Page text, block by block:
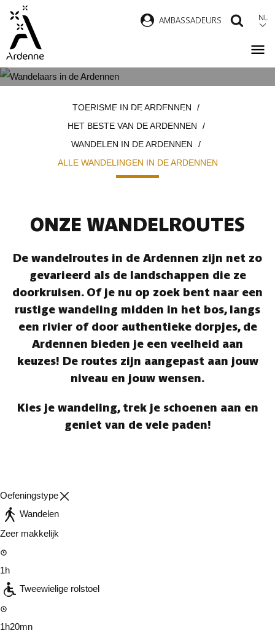
Overslaan
naar
inhoud
AMBASSADEURS NL
ARDENNEN
TOERISME IN DE ARDENNEN
HET BESTE VAN DE ARDENNEN
WANDELEN IN DE ARDENNEN
ALLE WANDELINGEN IN DE ARDENNEN
ONZE WANDELROUTES
De wandelroutes in de Ardennen zijn net zo
gevarieerd als de landschappen die ze
doorkruisen. Of je nu op zoek bent naar een
rustige wandeling midden in het bos, langs
een rivier of door authentieke dorpjes, de
Ardennen bieden je een veelheid aan
keuzes! De routes zijn aangepast aan jouw
niveau en jouw wensen.
Kies je wandeling, trek je schoenen aan en
geniet van de vele paden!
Oefeningstype
Wandelen
Zeer makkelijk
1h
Tweewielige rolstoel
1h20mn